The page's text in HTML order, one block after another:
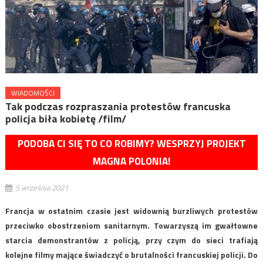
WIADOMOŚCI
Tak podczas rozpraszania protestów francuska
policja biła kobietę /film/
PODOBA CI SIĘ TO CO ROBIMY? WESPRZYJ PROJEKT
MAGNA POLONIA!
5 września 2021
Francja w ostatnim czasie jest widownią burzliwych protestów
przeciwko obostrzeniom sanitarnym. Towarzyszą im gwałtowne
starcia demonstrantów z policją, przy czym do sieci trafiają
kolejne filmy mające świadczyć o brutalności francuskiej policji. Do